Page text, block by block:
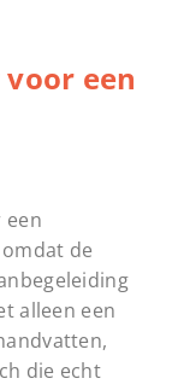
een
een
de
alleen een
die echt